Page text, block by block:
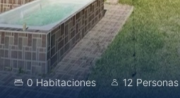
0 Habitaciones 12 Personas